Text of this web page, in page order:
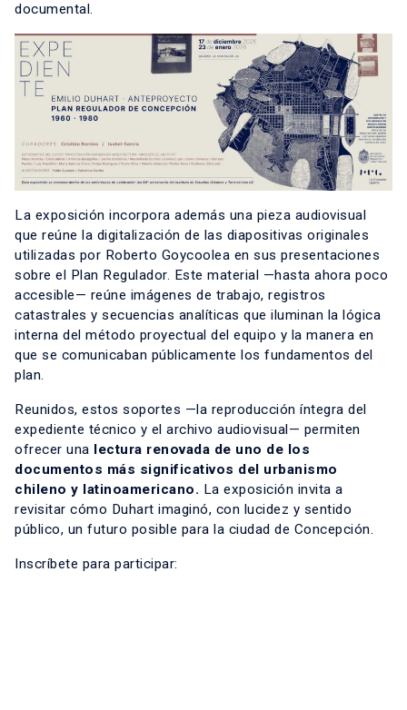
documental.
La exposición incorpora además una pieza audiovisual
que reúne la digitalización de las diapositivas originales
utilizadas por Roberto Goycoolea en sus presentaciones
sobre el Plan Regulador. Este material —hasta ahora poco
accesible— reúne imágenes de trabajo, registros
catastrales y secuencias analíticas que iluminan la lógica
interna del método proyectual del equipo y la manera en
que se comunicaban públicamente los fundamentos del
plan.
Reunidos, estos soportes —la reproducción íntegra del
expediente técnico y el archivo audiovisual— permiten
ofrecer una lectura renovada de uno de los
documentos más significativos del urbanismo
chileno y latinoamericano. La exposición invita a
revisitar cómo Duhart imaginó, con lucidez y sentido
público, un futuro posible para la ciudad de Concepción.
Inscríbete para participar: